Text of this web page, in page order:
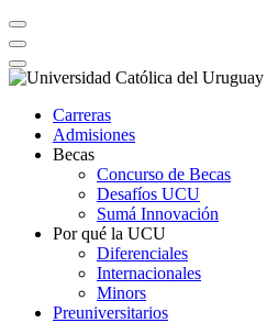
Carreras
Admisiones
Becas
Concurso de Becas
Desafíos UCU
Sumá Innovación
Por qué la UCU
Diferenciales
Internacionales
Minors
Preuniversitarios